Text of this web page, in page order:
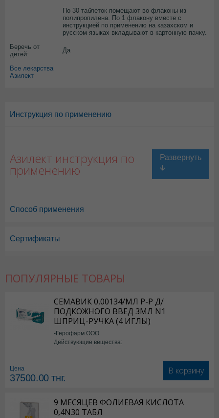
По 30 таблеток помещают во флаконы из
полипропилена. По 1 флакону вместе с
инструкцией по применению на казахском и
русском языках вкладывают в картонную пачку.
Беречь от
детей:
Да
Все лекарства
Азилект
Инструкция по применению
Азилект инструкция по
применению
Азилект в Астане, Азилект в Уральске, Азилект в Актау
Азилект в Караганде
Способ применения
Сертификаты
ПОПУЛЯРНЫЕ ТОВАРЫ
СЕМАВИК 0,00134/МЛ Р-Р Д/
ПОДКОЖНОГО ВВЕД 3МЛ N1
ШПРИЦ-РУЧКА (4 ИГЛЫ)
-Герофарм ООО
Действующие вещества:
Цена
37500.00тнг.
В корзину
9 МЕСЯЦЕВ ФОЛИЕВАЯ КИСЛОТА
0,4N30 ТАБЛ